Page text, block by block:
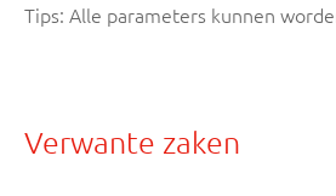
Tips: Alle parameters kunnen
Verwante zaken